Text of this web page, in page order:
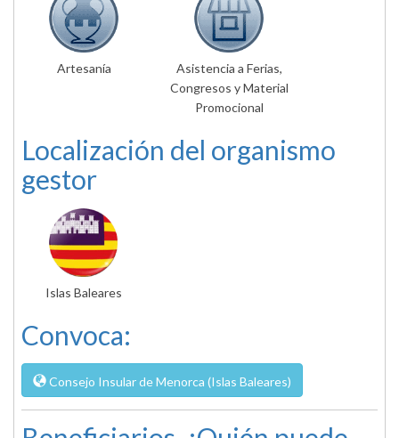
Artesanía
Asistencia a Ferias,
Congresos y Material
Promocional
Localización del organismo
gestor
Islas Baleares
Convoca:
Consejo Insular de Menorca (Islas Baleares)